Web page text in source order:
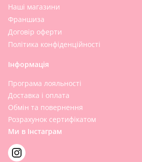
Наші магазини
Франшиза
Договір оферти
Політика конфіденційності
Інформація
Програма лояльності
Доставка і оплата
Обмін та повернення
Розрахунок сертифікатом
Ми в Інстаграм